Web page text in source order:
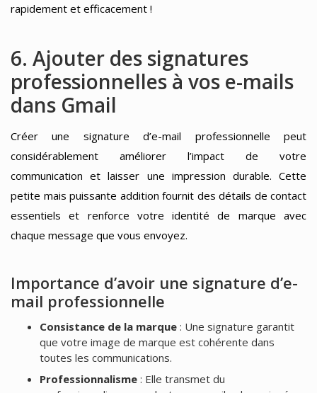
rapidement et efficacement !
6. Ajouter des signatures
professionnelles à vos e-mails
dans Gmail
Créer une signature d’e-mail professionnelle peut
considérablement améliorer l’impact de votre
communication et laisser une impression durable. Cette
petite mais puissante addition fournit des détails de contact
essentiels et renforce votre identité de marque avec
chaque message que vous envoyez.
Importance d’avoir une signature d’e-
mail professionnelle
Consistance de la marque: Une signature garantit
que votre image de marque est cohérente dans
toutes les communications.
Professionnalisme: Elle transmet du